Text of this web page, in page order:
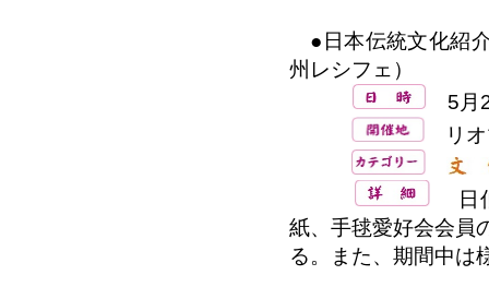
●日本伝統文化紹
州レシフェ）
5月
リオ
日伯
紙、手毬愛好会会員
る。また、期間中は